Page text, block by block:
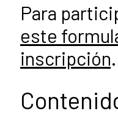
Para
este
inscripción.